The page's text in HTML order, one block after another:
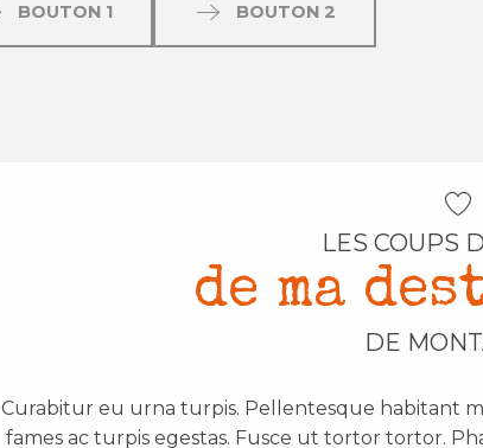
BOUTON 1 BOUTON 2
LES COUPS
de ma
DE
Curabitur eu urna turpis. Pellentesque habitant
fames ac turpis egestas. Fusce ut tortor tortor.